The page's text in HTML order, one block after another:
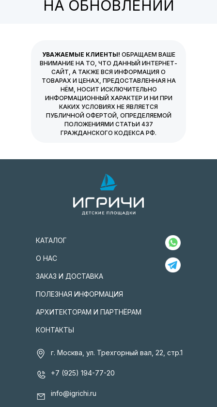
НА ОБНОВЛЕНИИ
УВАЖАЕМЫЕ КЛИЕНТЫ! ОБРАЩАЕМ ВАШЕ
ВНИМАНИЕ НА ТО, ЧТО ДАННЫЙ ИНТЕРНЕТ-
САЙТ, А ТАКЖЕ ВСЯ ИНФОРМАЦИЯ О
ТОВАРАХ И ЦЕНАХ, ПРЕДОСТАВЛЕННАЯ НА
НЁМ, НОСИТ ИСКЛЮЧИТЕЛЬНО
ИНФОРМАЦИОННЫЙ ХАРАКТЕР И НИ ПРИ
КАКИХ УСЛОВИЯХ НЕ ЯВЛЯЕТСЯ
ПУБЛИЧНОЙ ОФЕРТОЙ, ОПРЕДЕЛЯЕМОЙ
ПОЛОЖЕНИЯМИ СТАТЬИ 437
ГРАЖДАНСКОГО КОДЕКСА РФ.
АРХИТЕКТОРАМ И ПАРТНЁРАМ
КОНТАКТЫ
ПОЛЕЗНАЯ ИНФОРМАЦИЯ
ЗАКАЗ И ДОСТАВКА
О НАС
КАТАЛОГ
г. Москва, ул. Трехгорный вал, 22, стр.1
+7 (925) 194-77-20
info@igrichi.ru